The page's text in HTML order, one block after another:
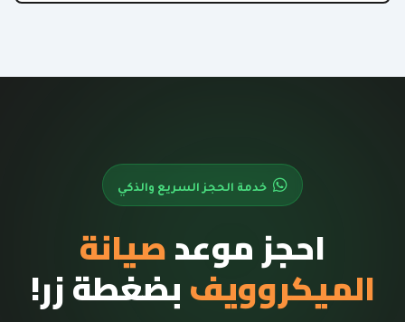
خدمة الحجز السريع والذكي
احجز موعدصيانة
الميكروويفبضغطة زر!